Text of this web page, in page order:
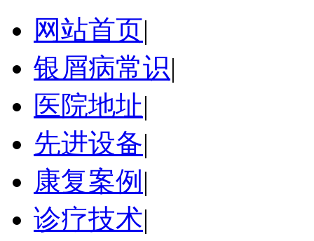
网站首页|
银屑病常识|
医院地址|
先进设备|
康复案例 |
诊疗技术|